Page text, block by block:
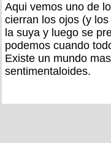
Aqui vemos uno de
cierran los ojos (y
la suya y luego se
podemos cuando
Existe un mundo
sentimentaloides.